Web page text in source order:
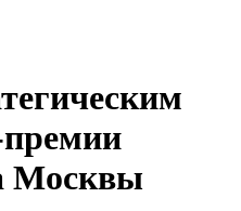
Москвы